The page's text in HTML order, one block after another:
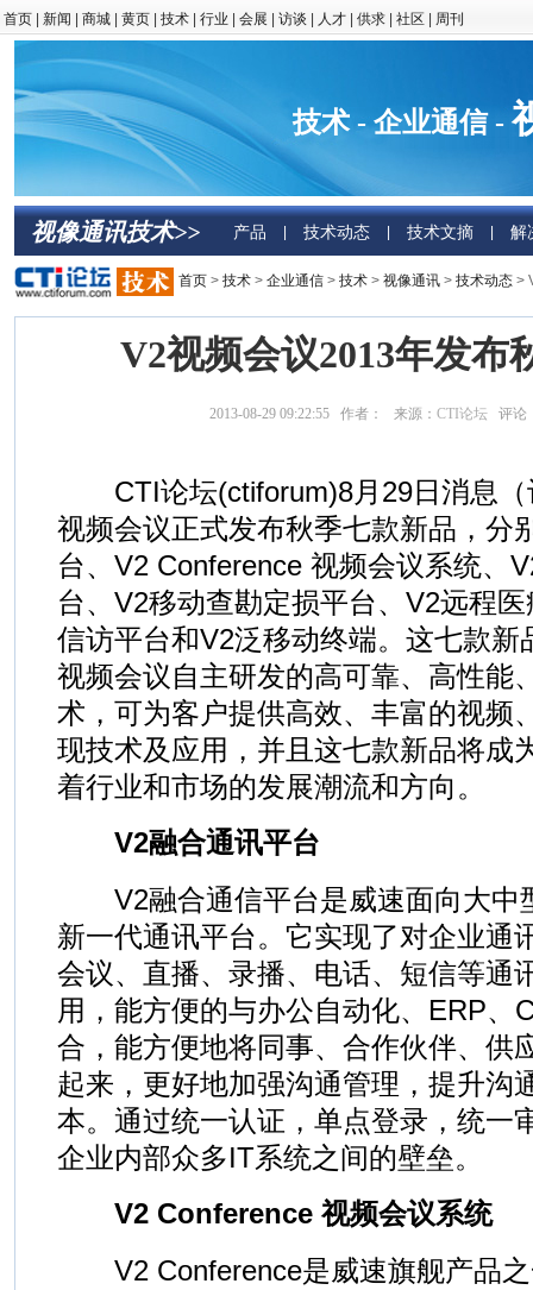
首页 新闻 商城 黄页 技术 行业 会展 访谈 人才 供求 社区 周刊
技术 - 企业通信 -
视像通讯技术>> 产品 技术动态 技术文摘 解
首页 > 技术 > 企业通信 > 技术 > 视像通讯 > 技术动态 >
V2视频会议2013年发布
2013-08-29 09:22:55 作者： 来源： CTI论坛 评论
CTI论坛(ctiforum)8月29日消息（
视频会议正式发布秋季七款新品，分
台、V2 Conference 视频会议系统、
台、V2移动查勘定损平台、V2远程
信访平台和V2泛移动终端。这七款新
视频会议自主研发的高可靠、高性能
术，可为客户提供高效、丰富的视频
现技术及应用，并且这七款新品将成
着行业和市场的发展潮流和方向。
V2融合通讯平台
V2融合通信平台是威速面向大中
新一代通讯平台。它实现了对企业通
会议、直播、录播、电话、短信等通
用，能方便的与办公自动化、ERP、
合，能方便地将同事、合作伙伴、供
起来，更好地加强沟通管理，提升沟
本。通过统一认证，单点登录，统一
企业内部众多IT系统之间的壁垒。
V2 Conference 视频会议系统
V2 Conference是威速旗舰产品之